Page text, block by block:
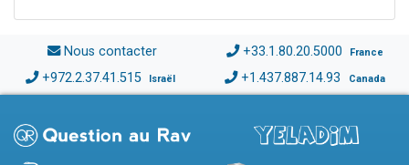
Nous contacter +33.1.80.20.5000 France
+972.2.37.41.515 Israël +1.437.887.14.93 Canada